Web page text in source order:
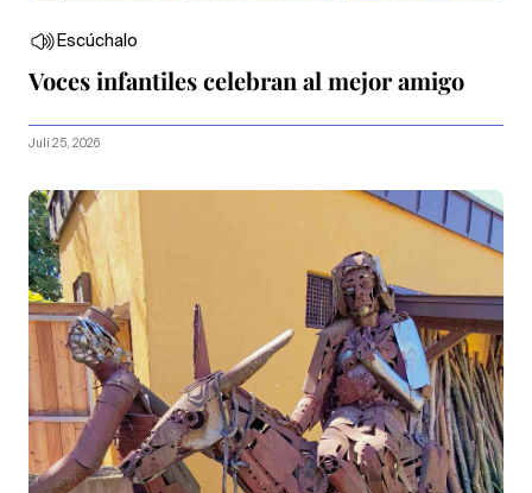
Escúchalo
Voces infantiles celebran al mejor amigo
Juli 25, 2026